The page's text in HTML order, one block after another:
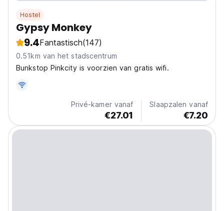
Hostel
Gypsy Monkey
9.4Fantastisch(147)
0.51km van het stadscentrum
Bunkstop Pinkcity is voorzien van gratis wifi.
Privé-kamer vanaf
€27.01
Slaapzalen vanaf
€7.20